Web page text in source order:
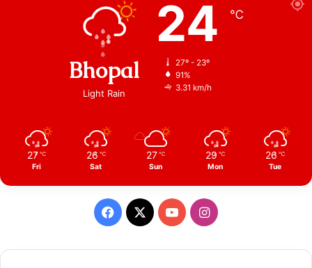
Bhopal
Light Rain
24 ℃
27º - 23º
91%
3.31 km/h
27 ℃
Fri
26 ℃
Sat
27 ℃
Sun
29 ℃
Mon
26 ℃
Tue
Facebook
X YouTubeInstagram